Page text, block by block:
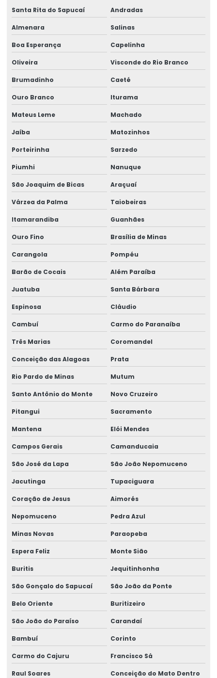
Ribbon 110x450 Para Impressoras Térmicas
Ribbon 110x74 Alta Resistência
Ribbon 110x74 Para Impressão
Ribbon Cera Para Etiquetas
Ribbon Com Alta Resistência E Durabilidade
Ribbon De Cera
Ribbon De Impressão
Ribbon Resina Alta Performance
Ribbons Tag Gondolas
Rótulo Adesivo Para Congelados
Rótulo Balança Impressora
Rótulo De Preço Personalizado Para Comércio
Rótulo Lacre Personalizado Para Produtos
Rótulo Para Balcão De Vendas
Rótulo Para Produtos Congelados Em Lojas
Rótulo Térmico Para Embalagens
Rótulo Termo Sensível
Rótulos Adesivos Com Acabamento Fosco
Rótulos Adesivos Com Alta Resistência
Rótulos Adesivos Com Cola Removível
Rótulos Adesivos Com Proteção Uv
Rótulos Adesivos Couchê Brilho
Rótulos Adesivos De Segurança
Rótulos Adesivos De Segurança Alimentar
Rótulos Adesivos Em Bopp
Rótulos Adesivos Em Bopp Transparente
Rótulos Adesivos Em Diferentes Formatos
Rótulos Adesivos Para Alimentos
Rótulos Adesivos Para Cosméticos
Rótulos Adesivos Para Empresas De Alimentos
Santa Rita do Sapucaí Andradas
Almenara Salinas
Boa Esperança Capelinha
Oliveira Visconde do Rio Branco
Brumadinho Caeté
Ouro Branco Iturama
Mateus Leme Machado
Jaíba Matozinhos
Porteirinha Sarzedo
Piumhi Nanuque
São Joaquim de Bicas Araçuaí
Várzea da Palma Taiobeiras
Itamarandiba Guanhães
Ouro Fino Brasília de Minas
Carangola Pompéu
Barão de Cocais Além Paraíba
Juatuba Santa Bárbara
Espinosa Cláudio
Cambuí Carmo do Paranaíba
Três Marias Coromandel
Conceição das Alagoas Prata
Rio Pardo de Minas Mutum
Santo Antônio do Monte Novo Cruzeiro
Pitangui Sacramento
Mantena Elói Mendes
Campos Gerais Camanducaia
São José da Lapa São João Nepomuceno
Jacutinga Tupaciguara
Coração de Jesus Aimorés
Nepomuceno Pedra Azul
Minas Novas Paraopeba
Espera Feliz Monte Sião
Buritis Jequitinhonha
São Gonçalo do Sapucaí São João da Ponte
Belo Oriente Buritizeiro
São João do Paraíso Carandaí
Bambuí Corinto
Carmo do Cajuru Francisco Sá
Raul Soares Conceição do Mato Dentro